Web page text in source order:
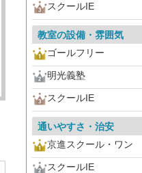
スクールIE
教室の設備・雰囲気
ゴールフリー
明光義塾
スクールIE
通いやすさ・治安
京進スクール・ワン
スクールIE